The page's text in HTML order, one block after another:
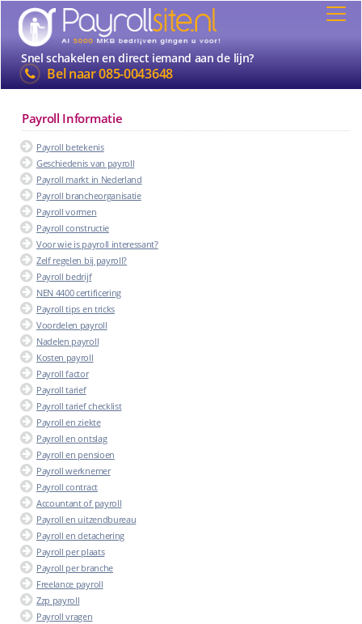
Snel schakelen en direct iemand aan de lijn?
Bel naar085-0043648
Payroll Informatie
Payroll betekenis
Geschiedenis van payroll
Payroll markt in Nederland
Payroll brancheorganisatie
Payroll vormen
Payroll constructie
Voor wie is payroll interessant?
Zelf regelen bij payroll?
Payroll bedrijf
NEN 4400 certificering
Payroll tips en tricks
Voordelen payroll
Nadelen payroll
Kosten payroll
Payroll factor
Payroll tarief
Payroll tarief checklist
Payroll en ziekte
Payroll en ontslag
Payroll en pensioen
Payroll werknemer
Payroll contract
Accountant of payroll
Payroll en uitzendbureau
Payroll en detachering
Payroll per plaats
Payroll per branche
Freelance payroll
Zzp payroll
Payroll vragen